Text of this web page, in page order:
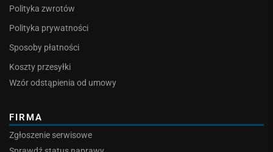
Polityka zwrotów
Polityka prywatności
Sposoby płatności
Koszty przesyłki
Wzór odstąpienia od umowy
FIRMA
Zgłoszenie serwisowe